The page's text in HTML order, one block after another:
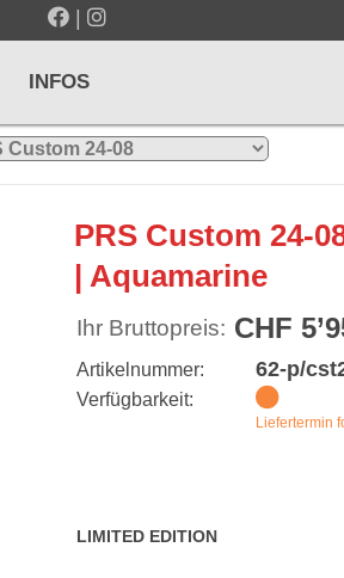
|
Klassikgitarren
... mehr
HOLZBLASINSTRUMENTE
INFOS
PRS Custom 24-
| Aquamarine
Ihr Bruttopreis: CHF
Artikelnummer: 62-p/
Verfügbarkeit:
Liefertermin
LIMITED EDITION